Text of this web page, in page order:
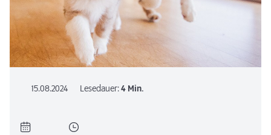
15.08.2024 Lesedauer:4 Min.